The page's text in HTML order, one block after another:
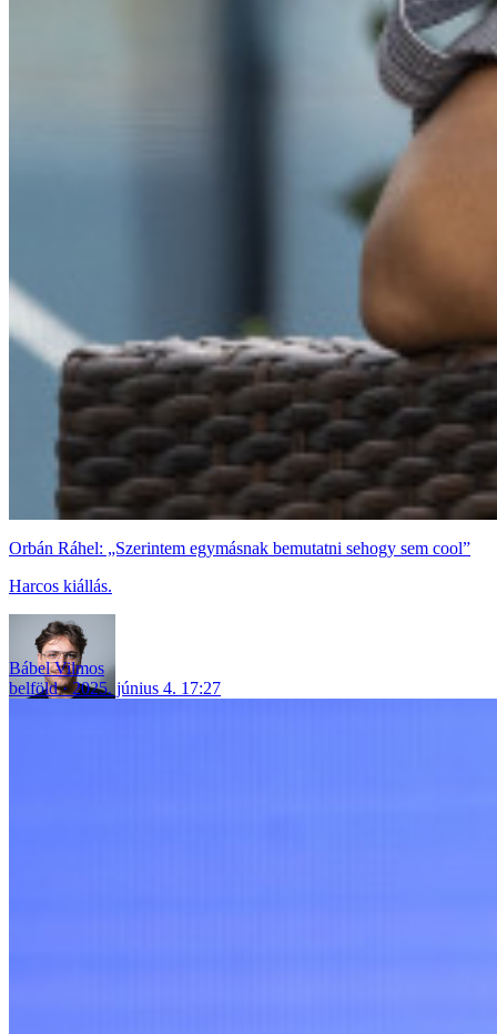
Orbán Ráhel: „Szerintem egymásnak bemutatni sehogy sem cool”
Harcos kiállás.
Bábel Vilmos
belföld
2025. június 4. 17:27